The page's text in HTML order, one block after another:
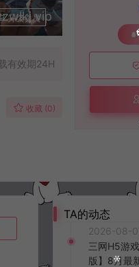
升级会员
有效期24H
收藏 (0)
TA的动态
2026-08-
三网H5游
版】8月最